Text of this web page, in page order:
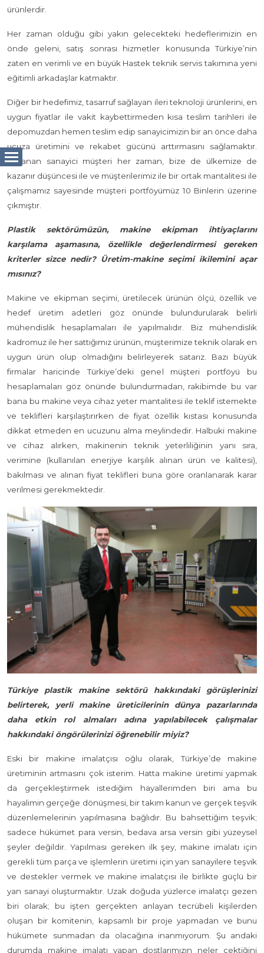
ürünlerdir.
Her zaman olduğu gibi yakın gelecekteki hedeflerimizin en
önde geleni, satış sonrası hizmetler konusunda Türkiye’nin
zaten en verimli ve en büyük Hastek teknik servis takımına yeni
eğitimli arkadaşlar katmaktır.
Diğer bir hedefimiz, tasarruf sağlayan ileri teknoloji ürünlerini, en
uygun fiyatlar ile vakit kaybettirmeden kısa teslim tarihleri ile
depomuzdan hemen teslim edip sanayicimizin bir an önce daha
ucuza üretimini ve rekabet gücünü arttırmasını sağlamaktır.
Kazanan sanayici müşteri her zaman, bize de ülkemize de
kazanır düşüncesi ile ve müşterilerimiz ile bir ortak mantalitesi ile
çalışmamız sayesinde müşteri portföyümüz 10 Binlerin üzerine
çıkmıştır.
Plastik sektörümüzün, makine ekipman ihtiyaçlarını
karşılama aşamasına, özellikle değerlendirmesi gereken
kriterler sizce nedir? Üretim-makine seçimi ikilemini açar
mısınız?
Makine ve ekipman seçimi, üretilecek ürünün ölçü, özellik ve
hedef üretim adetleri göz önünde bulundurularak belirli
mühendislik hesaplamaları ile yapılmalıdır. Biz mühendislik
kadromuz ile her sattığımız ürünün, müşterimize teknik olarak en
uygun ürün olup olmadığını belirleyerek satarız. Bazı büyük
firmalar haricinde Türkiye’deki genel müşteri portföyü bu
hesaplamaları göz önünde bulundurmadan, rakibimde bu var
bana bu makine veya cihaz yeter mantalitesi ile teklif istemekte
ve teklifleri karşılaştırırken de fiyat özellik kıstası konusunda
dikkat etmeden en ucuzunu alma meylindedir. Halbuki makine
ve cihaz alırken, makinenin teknik yeterliliğinin yanı sıra,
verimine (kullanılan enerjiye karşılık alınan ürün ve kalitesi),
bakılması ve alınan fiyat teklifleri buna göre oranlanarak karar
verilmesi gerekmektedir.
Türkiye plastik makine sektörü hakkındaki görüşlerinizi
belirterek, yerli makine üreticilerinin dünya pazarlarında
daha etkin rol almaları adına yapılabilecek çalışmalar
hakkındaki öngörülerinizi öğrenebilir miyiz?
Eski bir makine imalatçısı oğlu olarak, Türkiye’de makine
üretiminin artmasını çok isterim. Hatta makine üretimi yapmak
da gerçekleştirmek istediğim hayallerimden biri ama bu
hayalimin gerçeğe dönüşmesi, bir takım kanun ve gerçek teşvik
düzenlemelerinin yapılmasına bağlıdır. Bu bahsettiğim teşvik;
sadece hükümet para versin, bedava arsa versin gibi yüzeysel
şeyler değildir. Yapılması gereken ilk şey, makine imalatı için
gerekli tüm parça ve işlemlerin üretimi için yan sanayilere teşvik
ve destekler vermek ve makine imalatçısı ile birlikte güçlü bir
yan sanayi oluşturmaktır. Uzak doğuda yüzlerce imalatçı gezen
biri olarak; bu işten gerçekten anlayan tecrübeli kişilerden
oluşan bir komitenin, kapsamlı bir proje yapmadan ve bunu
hükümete sunmadan da olacağına inanmıyorum. Şu andaki
durumda makine imalatı yapan dostlarımızın neler çektiğini